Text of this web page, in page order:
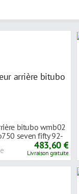
bitubo wmb02
seven fifty 92-
483,60 €
Livraison gratuite